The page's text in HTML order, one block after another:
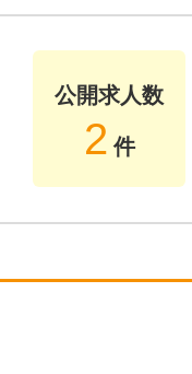
公開求人数
2 件